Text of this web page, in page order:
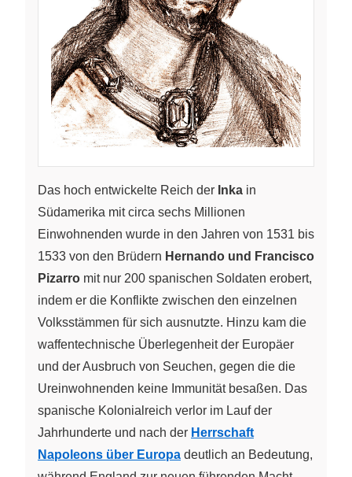
Das hoch entwickelte Reich der Inka in
Südamerika mit circa sechs Millionen
Einwohnenden wurde in den Jahren von 1531 bis
1533 von den Brüdern Hernando und Francisco
Pizarro mit nur 200 spanischen Soldaten erobert,
indem er die Konflikte zwischen den einzelnen
Volksstämmen für sich ausnutzte. Hinzu kam die
waffentechnische Überlegenheit der Europäer
und der Ausbruch von Seuchen, gegen die die
Ureinwohnenden keine Immunität besaßen. Das
spanische Kolonialreich verlor im Lauf der
Jahrhunderte und nach der Herrschaft
Napoleons über Europa deutlich an Bedeutung,